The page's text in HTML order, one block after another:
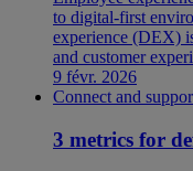
to digital-first
experience (DEX)
and customer
9 févr. 2026
Connect and
3 metrics for